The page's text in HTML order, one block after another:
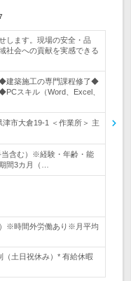
します。現場の安全・品
社会への貢献を実感できる
◆建築施工の専門課程修了◆
スキル（Word、Excel、
市大倉19-1 ＜作業所＞ 主
当含む）※経験・年齢・能
間3カ月（…
※時間外労働あり※月平均
土日祝休み）* 有給休暇